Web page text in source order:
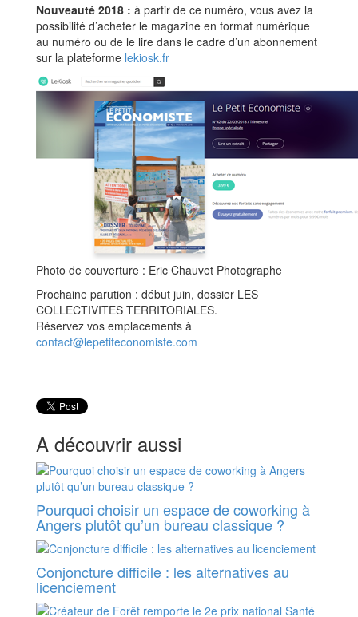
Nouveauté 2018 : à partir de ce numéro, vous avez la
possibilité d’acheter le magazine en format numérique
au numéro ou de le lire dans le cadre d’un abonnement
sur la plateforme lekiosk.fr
Photo de couverture : Eric Chauvet Photographe
Prochaine parution : début juin, dossier LES
COLLECTIVITES TERRITORIALES.
Réservez vos emplacements à
contact@lepetiteconomiste.com
A découvrir aussi
Pourquoi choisir un espace de coworking à
Angers plutôt qu’un bureau classique ?
Conjoncture difficile : les alternatives au
licenciement